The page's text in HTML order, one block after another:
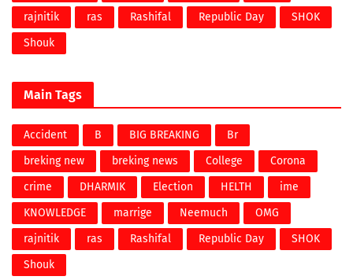
rajnitik
ras Rashifal Republic Day
SHOK
Shouk
Main Tags
Accident B BIG BREAKING
Br
breking new
breking news College
Corona
crime
DHARMIK Election HELTH
ime
KNOWLEDGE
marrige Neemuch
OMG
rajnitik
ras Rashifal Republic Day
SHOK
Shouk